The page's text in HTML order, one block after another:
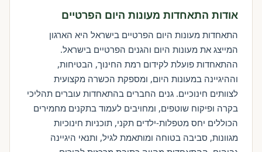
אודות התאחדות מעונות היום הפרטיים
התאחדות מעונות היום הפרטיים בישראל היא הארגון
המייצג את מעונות היום והגנים הפרטיים בישראל.
ההתאחדות פועלת לקידום רמת החינוך, הבטיחות,
וההיגיינה במעונות היום, ומספקת הכשרה מקצועית
לצוותים חינוכיים. גנים החברים בהתאחדות עוברים תהליכי
בקרה ופיקוח שוטפים, ומחויבים לעמוד בתקנים מחמירים
הכוללים יחס מטפלות-ילדים תקני, תוכניות חינוכיות
מגוונות, סביבה בטוחה ומותאמת לגיל, ותנאי היגיינה